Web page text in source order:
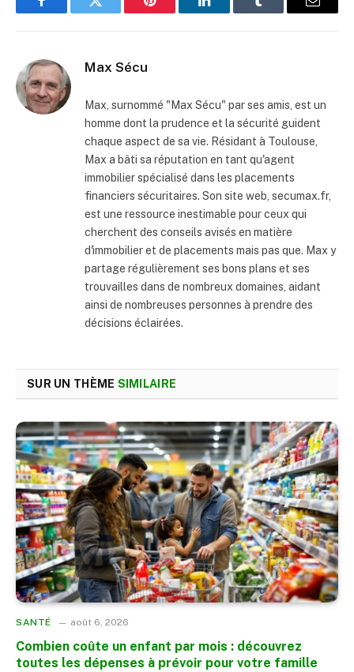
FacebookTwitter Pinterest LinkedInTumblr Email
Max Sécu
Max, surnommé "Max Sécu" par ses amis, est un
homme dont la prudence et la sécurité guident
chaque aspect de sa vie. Résidant à Toulouse,
Max a bâti sa réputation en tant qu'agent
immobilier spécialisé dans les placements
financiers sécuritaires. Son site web, secumax.fr,
est une ressource inestimable pour ceux qui
cherchent des conseils avisés en matière
d'immobilier et de placements mais pas que. Max y
partage régulièrement ses bons plans et ses
trouvailles dans de nombreux domaines, aidant
ainsi de nombreuses personnes à prendre des
décisions éclairées.
SUR UN THÈME SIMILAIRE
SANTÉ août 6, 2026
Combien coûte un enfant par mois : découvrez
toutes les dépenses à prévoir pour votre famille